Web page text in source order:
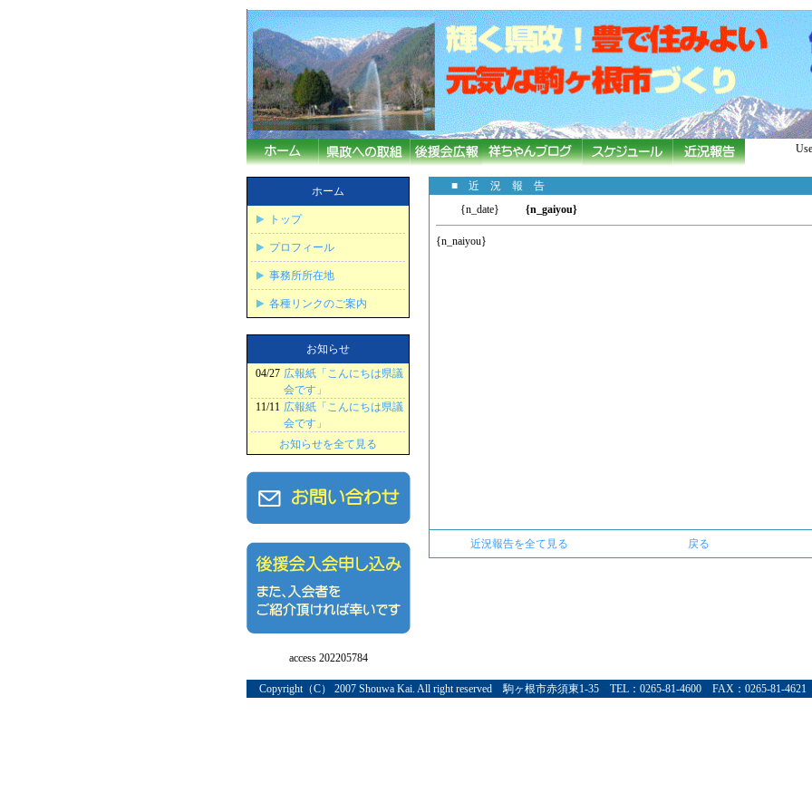
ホーム
トップ
プロフィール
事務所所在地
各種リンクのご案内
お知らせ
04/27 広報紙「こんにちは県議
会です」
11/11 広報紙「こんにちは県議
会です」
お知らせを全て見る
access 202205784
■ 近 況 報 告
{n_date}
{n_gaiyou}
{n_naiyou}
近況報告を全て見る 戻る
Copyright（C） 2007 Shouwa Kai. All right reserved 駒ヶ根市赤須東1-35 TEL：0265-81-4600 FAX：0265-81-4621